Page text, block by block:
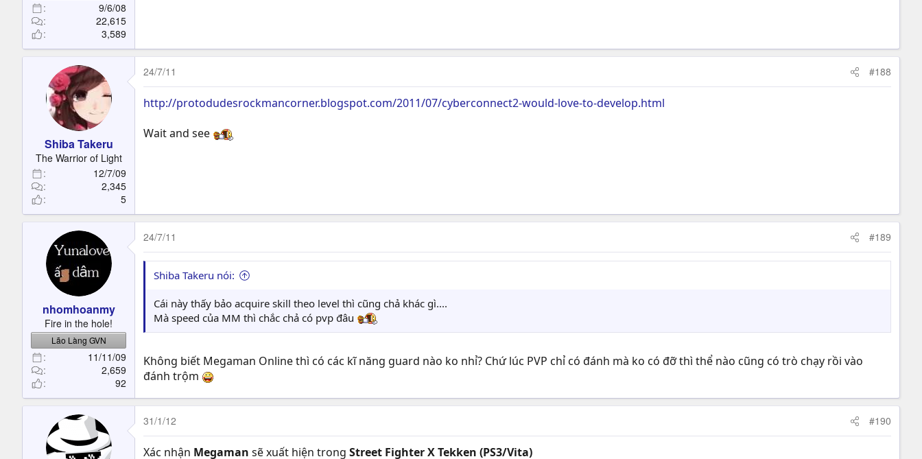
9/6/08
22,615
3,589
Shiba Takeru
The Warrior of Light
12/7/09
2,345
5
24/7/11 #188
http://protodudesrockmancorner.blogspot.com/2011/07/cyberconnect2-would-love-to-develop.html
Wait and see
nhomhoanmy
Fire in the hole!
Lão Làng GVN
11/11/09
2,659
92
24/7/11 #189
Shiba Takeru nói:
Cái này thấy bảo acquire skill theo level thì cũng chả khác gì....
Mà speed của MM thì chắc chả có pvp đâu
Không biết Megaman Online thì có các kĩ năng guard nào ko nhỉ? Chứ lúc PVP chỉ có đánh mà ko có đỡ thì thể nào cũng có trò chạy rồi vào
đánh trộm
31/1/12 #190
Xác nhận Megaman sẽ xuất hiện trong Street Fighter X Tekken (PS3/Vita)